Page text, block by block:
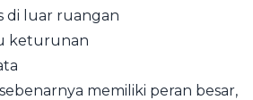
di luar ruangan
keturunan
memiliki peran besar,